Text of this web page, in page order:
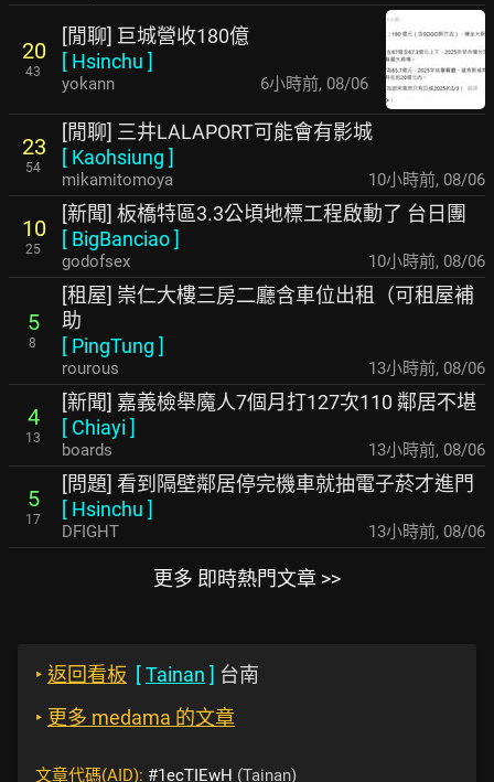
20
43
[閒聊] 巨城營收180億
[ Hsinchu ]
yokann 6小時前, 08/06
23
54
[閒聊] 三井LALAPORT可能會有影城
[ Kaohsiung ]
mikamitomoya 10小時前, 08/06
10
25
[新聞] 板橋特區3.3公頃地標工程啟動了 台日團
[ BigBanciao]
godofsex 10小時前, 08/06
5
8
[租屋] 崇仁大樓三房二廳含車位出租（可租屋補
助
[ PingTung ]
rourous 13小時前, 08/06
4
13
[新聞] 嘉義檢舉魔人7個月打127次110 鄰居不堪
[ Chiayi ]
boards 13小時前, 08/06
5
17
[問題] 看到隔壁鄰居停完機車就抽電子菸才進門
[ Hsinchu ]
DFIGHT 13小時前, 08/06
更多 即時熱門文章 >>
‣ 返回看板 [Tainan ] 台南
‣ 更多 medama 的文章
文章代碼(AID): #1ecTIEwH (Tainan)